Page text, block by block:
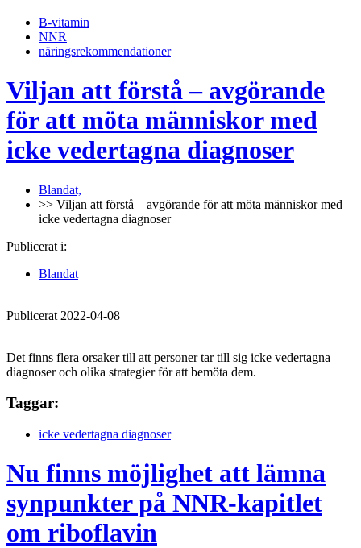
B-vitamin
NNR
näringsrekommendationer
Viljan att förstå – avgörande
för att möta människor med
icke vedertagna diagnoser
Blandat,
>> Viljan att förstå – avgörande för att möta människor med
icke vedertagna diagnoser
Publicerat i:
Blandat
Publicerat 2022-04-08
Det finns flera orsaker till att personer tar till sig icke vedertagna
diagnoser och olika strategier för att bemöta dem.
Taggar:
icke vedertagna diagnoser
Nu finns möjlighet att lämna
synpunkter på NNR-kapitlet
om riboflavin